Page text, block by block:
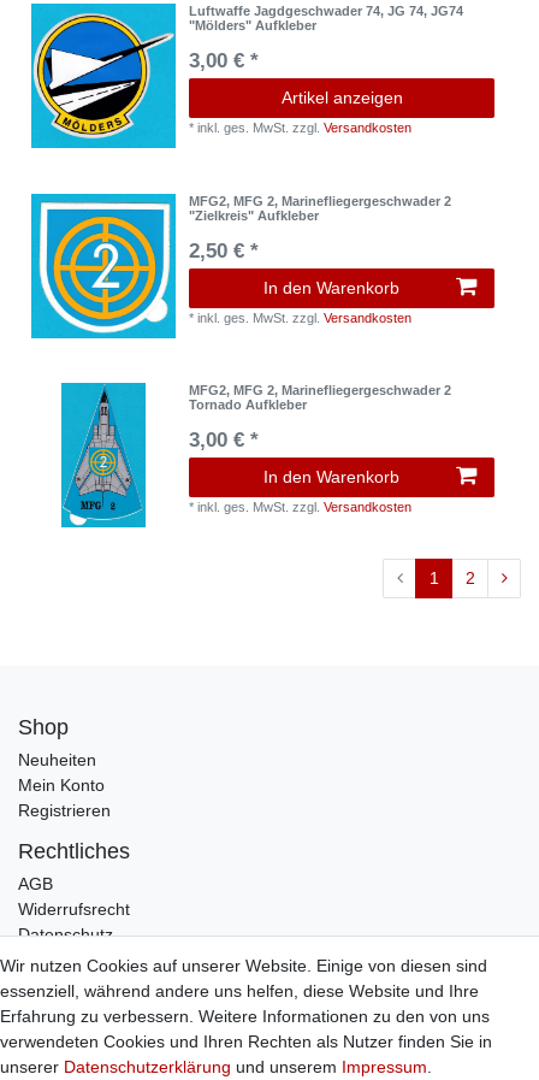
Luftwaffe Jagdgeschwader 74, JG 74, JG74
"Mölders" Aufkleber
3,00 € *
Artikel anzeigen
*inkl. ges. MwSt. zzgl.Versandkosten
MFG2, MFG 2, Marinefliegergeschwader 2
"Zielkreis" Aufkleber
2,50 € *
In den Warenkorb
*inkl. ges. MwSt. zzgl.Versandkosten
MFG2, MFG 2, Marinefliegergeschwader 2
Tornado Aufkleber
3,00 € *
In den Warenkorb
*inkl. ges. MwSt. zzgl.Versandkosten
1 2
Shop
Neuheiten
Mein Konto
Registrieren
Rechtliches
AGB
Widerrufsrecht
Datenschutz
Impressum
Infos
Zahlung / Versand
Individuelle Anfertigung
Wir nutzen Cookies auf unserer Website. Einige von diesen sind
essenziell, während andere uns helfen, diese Website und Ihre
Erfahrung zu verbessern. Weitere Informationen zu den von uns
verwendeten Cookies und Ihren Rechten als Nutzer finden Sie in
unserer Daten­schutz­erklärung und unserem Impressum